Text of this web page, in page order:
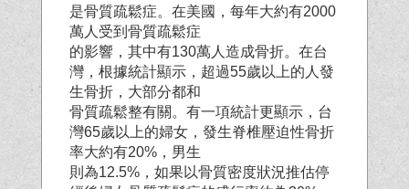
是骨質疏鬆症。在美國，每年大約有2000
萬人受到骨質疏鬆症
的影響，其中有130萬人造成骨折。在台
灣，根據統計顯示，超過55歲以上的人發
生骨折，大部分都和
骨質疏鬆整有關。有一項統計更顯示，台
灣65歲以上的婦女，發生脊椎壓迫性骨折
率大約有20%，男生
則為12.5%，如果以骨質密度狀況推估停